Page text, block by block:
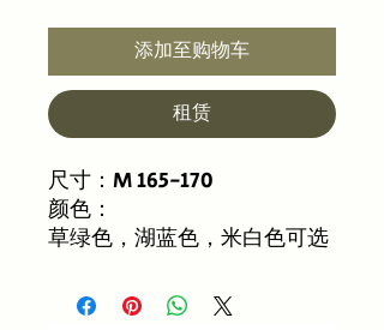
添加至购物车
租赁
尺寸：M 165-170
颜色：
草绿色，湖蓝色，米白色可选